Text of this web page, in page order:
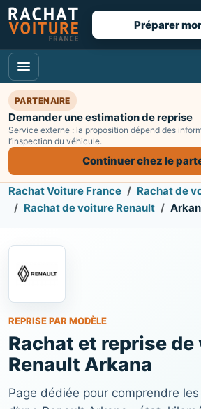
Préparer
PARTENAIRE
Demander une estimation de reprise
Service externe : la proposition dépend des
l’inspection du véhicule.
Continuer chez le
Rachat Voiture France
Rachat de
Rachat de voiture Renault
REPRISE PAR MODÈLE
Rachat et reprise
Renault Arkana
Page dédiée pour comprendre